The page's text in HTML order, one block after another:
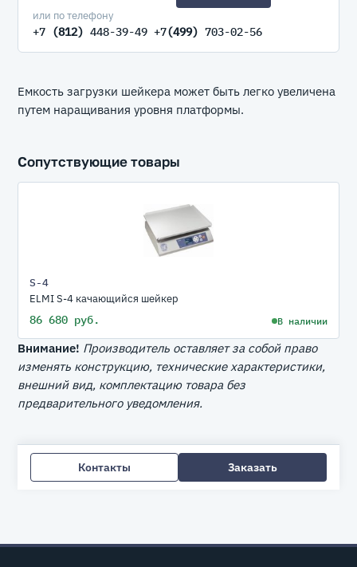
или по телефону
+7 (812) 448-39-49 +7(499) 703-02-56
Емкость загрузки шейкера может быть легко увеличена
путем наращивания уровня платформы.
Сопутствующие товары
S-4
ELMI S-4 качающийся шейкер
86 680 руб. В наличии
Внимание! Производитель оставляет за собой право
изменять конструкцию, технические характеристики,
внешний вид, комплектацию товара без
предварительного уведомления.
Контакты Заказать